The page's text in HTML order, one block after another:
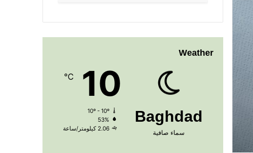
Weather
Baghdad
سماء صافية
10
℃
10º - 10º
53%
2.06 كيلومتر/ساعة